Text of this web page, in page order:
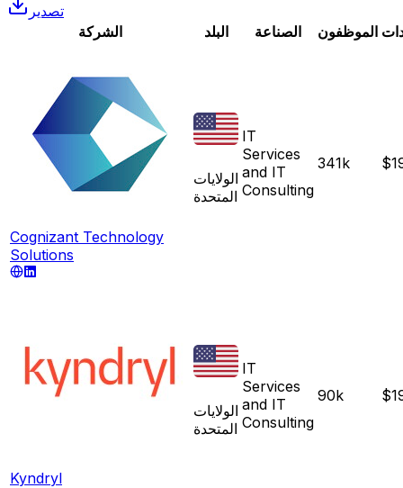
تصدير
الشركة
البلد الصناعة الموظفون
Cognizant Technology
Solutions
الولايات
المتحدة
IT
Services
and IT
Consulting
341k
Kyndryl
الولايات
المتحدة
IT
Services
and IT
Consulting
90k